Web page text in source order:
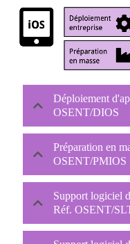
Déploiement
OSENT/DIOS
Préparation en
OSENT/PMIOS
Support logiciel
Réf. OSENT/